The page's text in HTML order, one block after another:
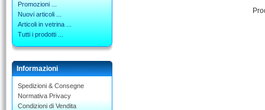
Promozioni ...
Nuovi articoli ...
Articoli in vetrina ...
Tutti i prodotti ...
Informazioni
Spedizioni & Consegne
Normativa Privacy
Condizioni di Vendita